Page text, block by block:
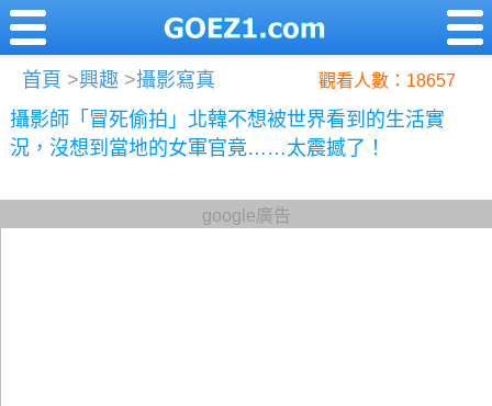
首頁 >興趣 >攝影寫真 觀看人數：18657
攝影師「冒死偷拍」北韓不想被世界看到的生活實
況，沒想到當地的女軍官竟……太震撼了！
google廣告